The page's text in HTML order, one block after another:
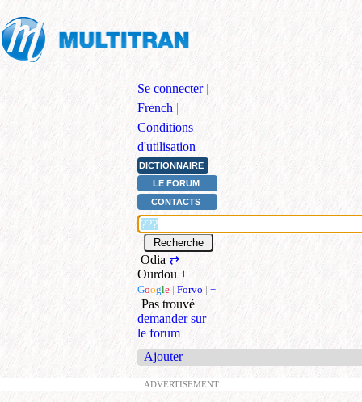
Se connecter |
French |
Conditions
d'utilisation
DICTIONNAIRE
LE FORUM
CONTACTS
Odia ⇄
Ourdou +
Google | Forvo | +
Pas trouvé
demander sur
le forum
Ajouter
ADVERTISEMENT